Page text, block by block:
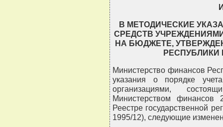
В МЕТОДИЧЕСКИЕ
СРЕДСТВ
НА БЮДЖЕТЕ,
РЕСПУБЛИКИ
Министерство финансов
указания о порядке
организациями,
Министерством финансов
Реестре государственной
1995/12), следующие